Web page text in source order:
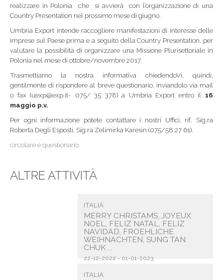
realizzare in Polonia che si avvierà con l’organizzazione di una
Country Presentation nel prossimo mese di giugno.
Umbria Export intende raccogliere manifestazioni di interesse delle
imprese sul Paese prima e a seguito della Country Presentation, per
valutare la possibilità di organizzare una Missione Plurisettoriale in
Polonia nel mese di ottobre/novembre 2017.
Trasmettiamo la nostra informativa chiedendoVi, quindi,
gentilmente di rispondere al breve questionario, inviandolo via mail
o fax (uexp@exp.it- 075/ 35 378) a Umbria Export entro il 16
maggio p.v.
Per ogni informazione potete contattare i nostri Uffici, rif. Sig.ra
Roberta Degli Esposti, Sig.ra Zelimirka Karesin (075/58 27 61).
circolare e questionario
ALTRE ATTIVITÀ
ITALIA
MERRY CHRISTAMS, JOYEUX
NOEL, FELIZ NATAL, FELIZ
NAVIDAD, FROEHLICHE
WEIHNACHTEN, SUNG TAN
CHUK ...
22-12-2022 - 01-01-2023
ITALIA